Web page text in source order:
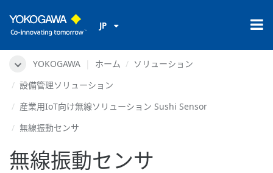
JP
YOKOGAWA ホーム
ソリューション
設備管理ソリューション
産業用IoT向け無線ソリューション Sushi Sensor
無線振動センサ
無線振動センサ